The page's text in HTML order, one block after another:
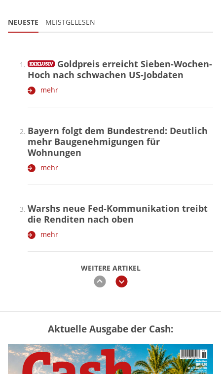
NEUESTE MEISTGELESEN
WEITERE ARTIKEL
zurückweiter
Goldpreis erreicht Sieben-Wochen-
Hoch nach schwachen US-Jobdaten
mehr
Bayern folgt dem Bundestrend: Deutlich
mehr Baugenehmigungen für
Wohnungen
mehr
Warshs neue Fed-Kommunikation treibt
die Renditen nach oben
mehr
Vermieter-Zutritt: Wann Mieter
die Wohnung öffnen müssen
mehr
Aktuelle Ausgabe der Cash: